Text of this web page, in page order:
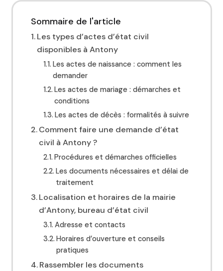
Sommaire de l'article
Les types d’actes d’état civil
disponibles à Antony
Les actes de naissance : comment les
demander
Les actes de mariage : démarches et
conditions
Les actes de décès : formalités à suivre
Comment faire une demande d’état
civil à Antony ?
Procédures et démarches officielles
Les documents nécessaires et délai de
traitement
Localisation et horaires de la mairie
d’Antony, bureau d’état civil
Adresse et contacts
Horaires d’ouverture et conseils
pratiques
Rassembler les documents